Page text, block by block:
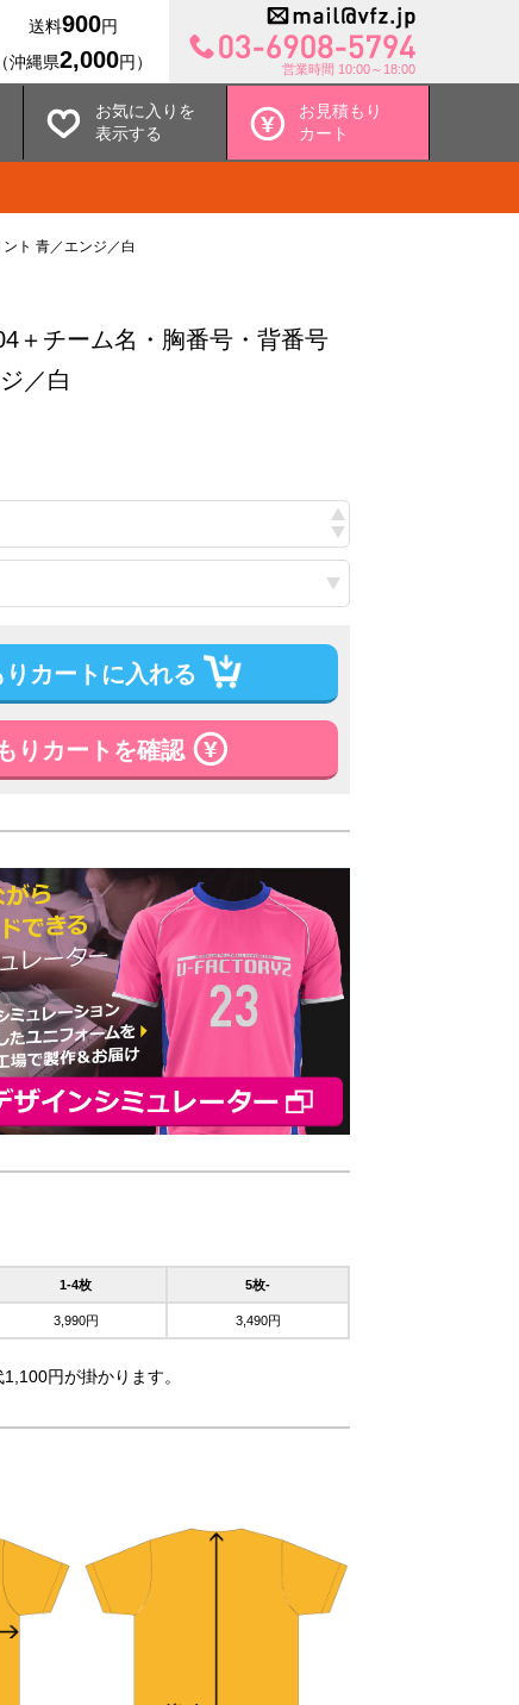
送料900円
（沖縄県2,000円） 営業時間 10:00～18:00
お気に入りを
表示する
お見積もり
カート
ト 青／エンジ／白
＋チーム名・胸番号・背番号
／白
カートに入れる
りカートを確認
1-4枚 5枚-
3,990円 3,490円
円が掛かります。